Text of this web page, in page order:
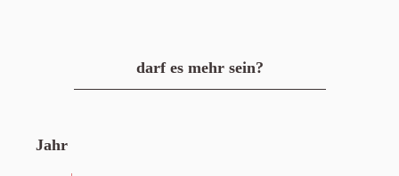
darf es mehr sein?
Jahr